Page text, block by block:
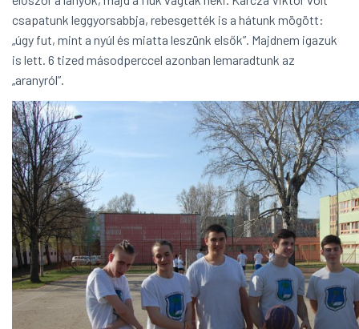
csapatunk leggyorsabbja, rebesgették is a hátunk mögött:
„úgy fut, mint a nyúl és miatta leszünk elsők”. Majdnem igazuk
is lett. 6 tized másodperccel azonban lemaradtunk az
„aranyról”.